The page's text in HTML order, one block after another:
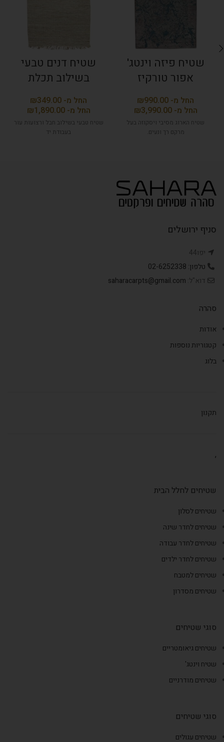
שטיח פיזה וינטג'
אפור טורקיז
₪
₪
שטיח הארוג מסיבי ויסקוזה בעל
מרקם רך ונעים.
שטיח דנים טבעי
בשילוב תכלת
₪
₪
שטיח טבעי בשילוב חבל ורצועות עור
בעבודת יד
סניף ירושלים
יפו44
טלפון: 02-6252338
דוא"ל: saharacarpts@gmail.com
סהרה
אודות
קטגוריות נוספות
בלוג
תקנון
,
שטיחים לחלל הבית
שטיחים לסלון
שטיחים לחדר שינה
שטיחים לחדר עבודה
שטיחים לחדר ילדים
שטיחים למטבח
שטיחים מסדרון
סוגי שטיחים
שטיחים גיאומטריים
שטיח וינטג'
שטיחים מודרניים
סוגי שטיחים
שטיחים עגולים